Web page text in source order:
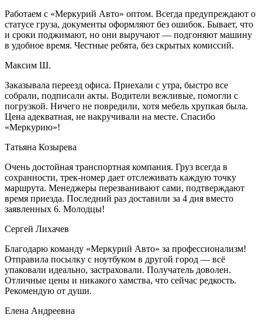
Работаем с «Меркурий Авто» оптом. Всегда предупреждают о
статусе груза, документы оформляют без ошибок. Бывает, что
и сроки поджимают, но они выручают — подгоняют машину
в удобное время. Честные ребята, без скрытых комиссий.
Максим Ш.
Заказывала переезд офиса. Приехали с утра, быстро все
собрали, подписали акты. Водители вежливые, помогли с
погрузкой. Ничего не повредили, хотя мебель хрупкая была.
Цена адекватная, не накручивали на месте. Спасибо
«Меркурию»!
Татьяна Козырева
Очень достойная транспортная компания. Груз всегда в
сохранности, трек-номер дает отслеживать каждую точку
маршрута. Менеджеры перезванивают сами, подтверждают
время приезда. Последний раз доставили за 4 дня вместо
заявленных 6. Молодцы!
Сергей Лихачев
Благодарю команду «Меркурий Авто» за профессионализм!
Отправила посылку с ноутбуком в другой город — всё
упаковали идеально, застраховали. Получатель доволен.
Отличные цены и никакого хамства, что сейчас редкость.
Рекомендую от души.
Елена Андреевна